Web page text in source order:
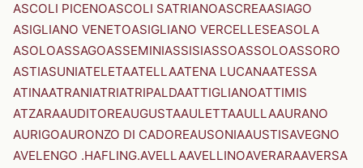
ASCOLI PICENOASCOLI SATRIANOASCREAASIAGO
ASIGLIANO VENETOASIGLIANO VERCELLESEASOLA
ASOLOASSAGOASSEMINIASSISIASSOASSOLOASSORO
ASTIASUNIATELETAATELLAATENA LUCANAATESSA
ATINAATRANIATRIATRIPALDAATTIGLIANOATTIMIS
ATZARAAUDITOREAUGUSTAAULETTAAULLAAURANO
AURIGOAURONZO DI CADOREAUSONIAAUSTISAVEGNO
AVELENGO .HAFLING.AVELLAAVELLINOAVERARAAVERSA